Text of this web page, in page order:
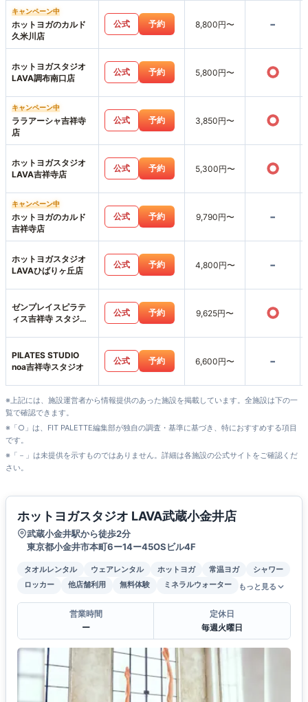
キャンペーン中
ホットヨガのカルド
久米川店
公式 予約 8,800円〜 -
ホットヨガスタジオ
LAVA調布南口店
公式 予約 5,800円〜 ○
キャンペーン中
ララアーシャ吉祥寺
店
公式 予約 3,850円〜 ○
ホットヨガスタジオ
LAVA吉祥寺店
公式 予約 5,300円〜 ○
キャンペーン中
ホットヨガのカルド
吉祥寺店
公式 予約 9,790円〜 -
ホットヨガスタジオ
LAVAひばりヶ丘店
公式 予約 4,800円〜 -
ゼンプレイスピラテ
ィス吉祥寺 スタジオ
公式 予約 9,625円〜 ○
PILATES STUDIO
noa吉祥寺スタジオ
公式 予約 6,600円〜 -
※上記には、施設運営者から情報提供のあった施設を掲載しています。全施設は下の一
覧で確認できます。
※「○」は、FIT PALETTE編集部が独自の調査・基準に基づき、特におすすめする項目
です。
※「－」は未提供を示すものではありません。詳細は各施設の公式サイトをご確認くだ
さい。
ホットヨガスタジオ LAVA武蔵小金井店
武蔵小金井駅から徒歩2分
東京都小金井市本町6ー14ー45OSビル4F
タオルレンタル ウェアレンタル ホットヨガ 常温ヨガ
シャワー
ロッカー
他店舗利用 無料体験 ミネラルウォーター もっと見る
営業時間
ー
定休日
毎週火曜日